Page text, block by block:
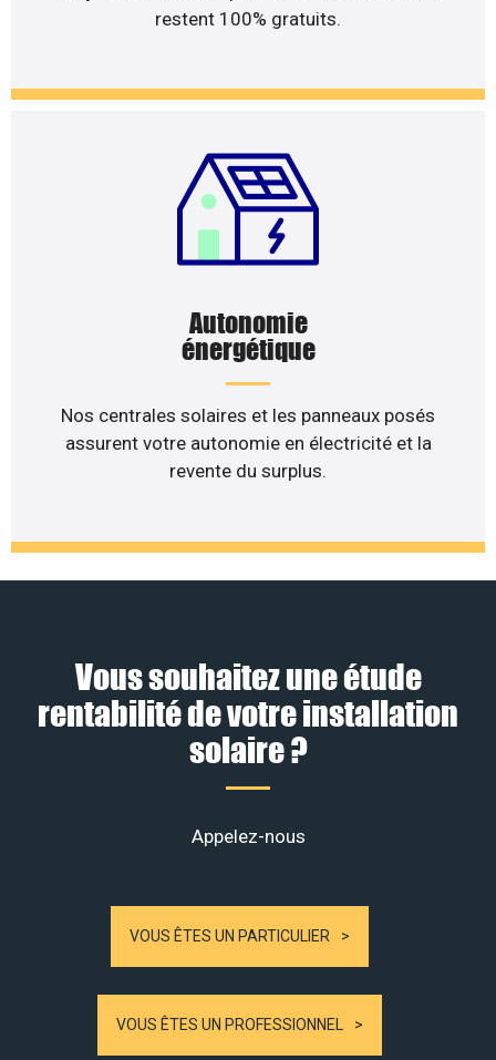
restent 100% gratuits.
Autonomie
énergétique
Nos centrales solaires et les panneaux posés
assurent votre autonomie en électricité et la
revente du surplus.
Vous souhaitez une étude
rentabilité de votre installation
solaire ?
Appelez-nous
VOUS ÊTES UN PARTICULIER
VOUS ÊTES UN PROFESSIONNEL